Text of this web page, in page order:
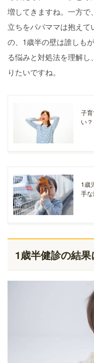
増してきますね。一方
立ちをパパママは抱え
の、1歳半の壁は誰しも
る悩みと対処法を理解
りたいですね。
子
い
1歳
手
1歳半健診の結